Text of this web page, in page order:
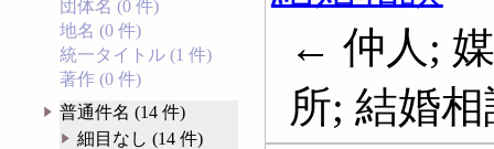
団体名 (0 件)
地名 (0 件)
統一タイトル (1 件)
著作 (0 件)
普通件名 (14 件)
細目なし (14 件)
← 仲人;
所; 結婚